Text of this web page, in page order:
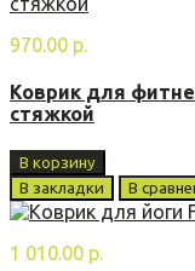
970.00 р.
Коврик для
стяжкой
В корзину
В закладки
В
1 010.00 р.